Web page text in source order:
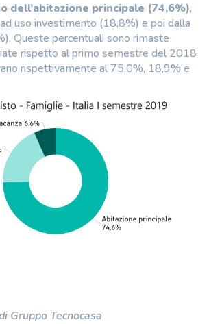
dell’abitazione principale (74,6%),
uso investimento (18,8%) e poi dalla
Queste percentuali sono rimaste
rispetto al primo semestre del 2018
rispettivamente al 75,0%, 18,9% e
Gruppo Tecnocasa